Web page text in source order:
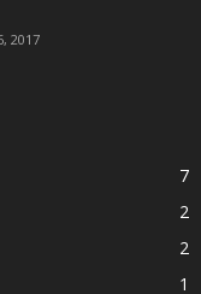
2017
7
2
2
1